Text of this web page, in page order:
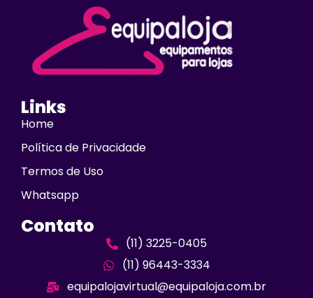
Links
Home
Política de Privacidade
Termos de Uso
Whatsapp
Contato
(11) 3225-0405
(11) 96443-3334
equipalojavirtual@equipaloja.com.br